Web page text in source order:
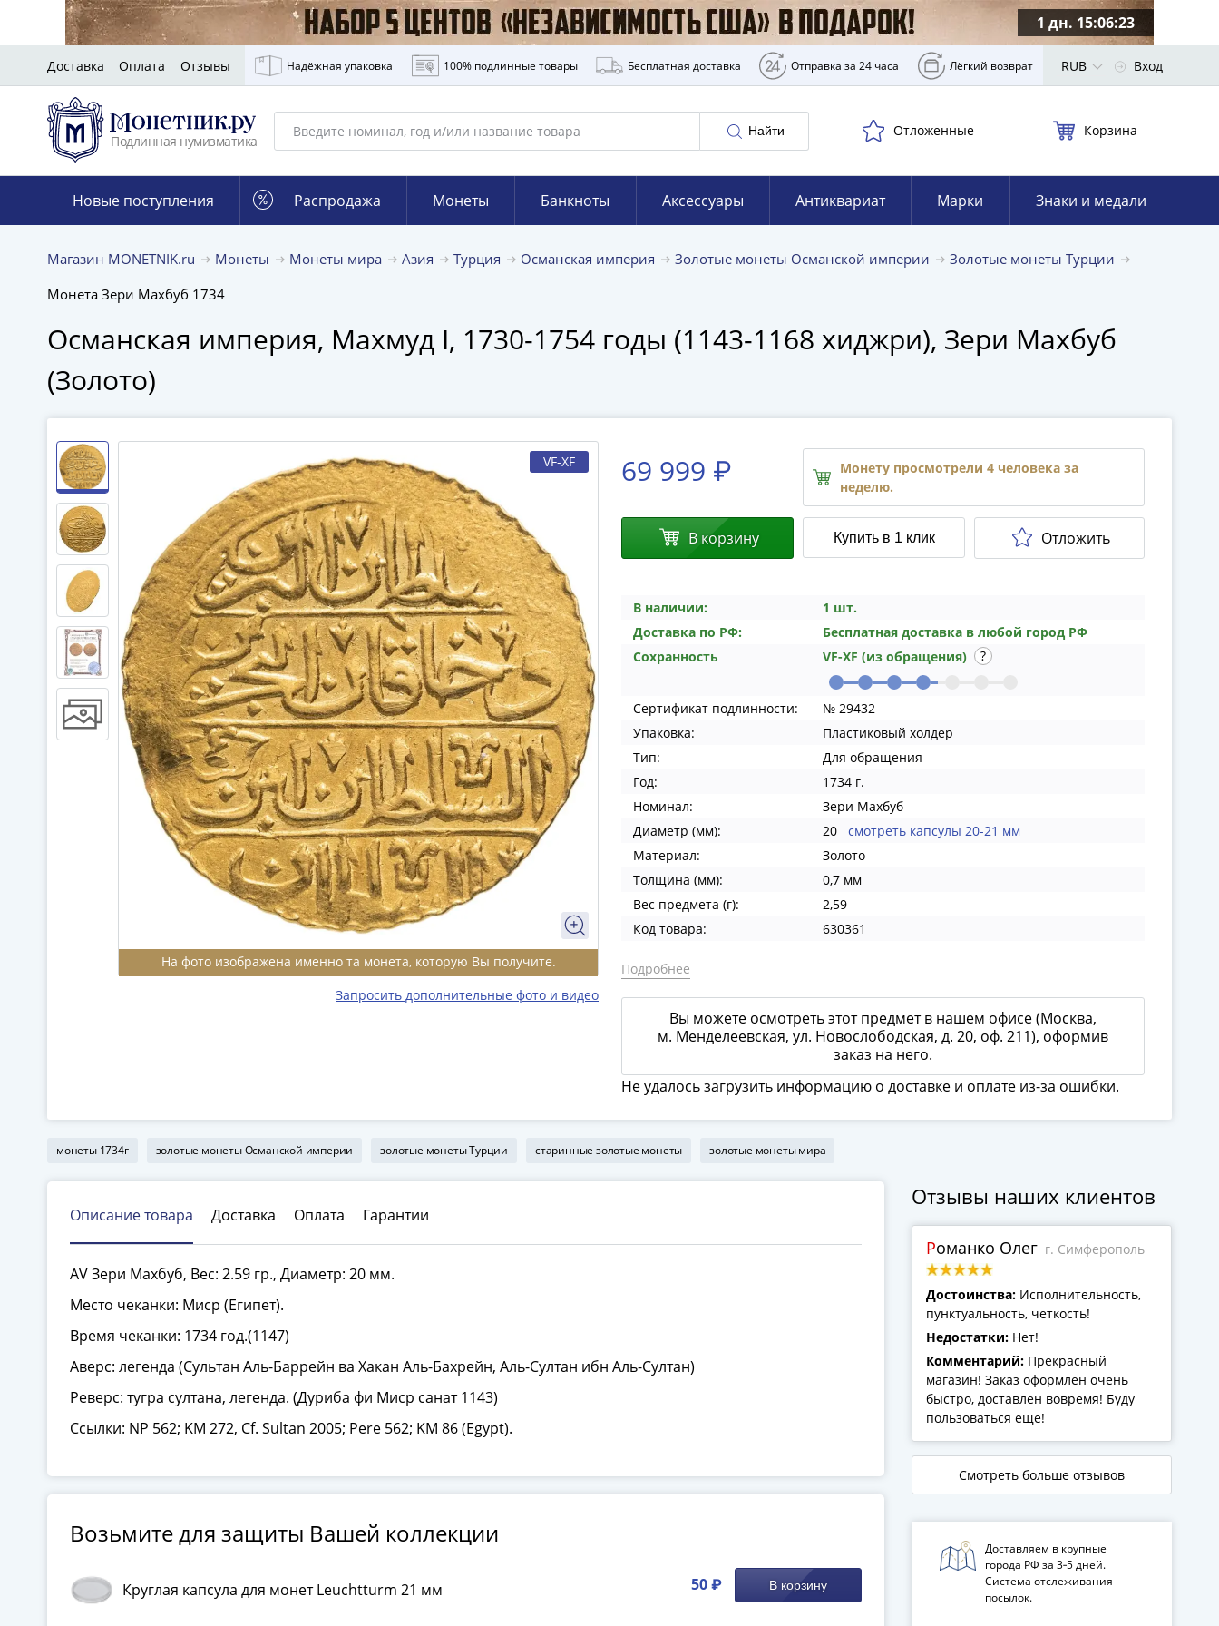
1 дн. 15:06:22
Доставка Оплата Отзывы Надёжная упаковка 100% подлинные товары Бесплатная доставка Отправка за 24 часа Лёгкий возврат RUB Вход
Подлинная нумизматика
Найти Отложенные Корзина
Новые поступления Распродажа Монеты Банкноты Аксессуары Антиквариат Марки Знаки и медали
Магазин MONETNIK.ru Монеты Монеты мира Азия Турция Османская империя Золотые монеты Османской империи
Золотые монеты Турции
Монета Зери Махбуб 1734
Османская империя, Махмуд I, 1730-1754 годы (1143-1168 хиджри), Зери Махбуб
(Золото)
VF-XF
На фото изображена именно та монета, которую Вы получите.
Запросить дополнительные фото и видео
69 999 ₽
Монету просмотрели 4 человека за
неделю.
В наличии:
1 шт.
Доставка по РФ:
Бесплатная доставка в любой город РФ
Сохранность
VF-XF (из обращения)
Сертификат подлинности:
№ 29432
Упаковка:
Пластиковый холдер
Тип:
Для обращения
Год:
1734 г.
Номинал:
Зери Махбуб
Диаметр (мм):
20
смотреть капсулы 20-21 мм
Материал:
Золото
Толщина (мм):
0,7 мм
Вес предмета (г):
2,59
Код товара:
630361
Подробнее
В корзину Купить в 1 клик Отложить
Вы можете осмотреть этот предмет в нашем офисе (Москва,
м. Менделеевская, ул. Новослободская, д. 20, оф. 211), оформив
заказ на него.
Не удалось загрузить информацию о доставке и оплате из-за ошибки.
монеты 1734г золотые монеты Османской империи золотые монеты Турции старинные золотые монеты золотые монеты мира
Описание товара Доставка Оплата Гарантии
AV Зери Махбуб, Вес: 2.59 гр., Диаметр: 20 мм.
Место чеканки: Миср (Египет).
Время чеканки: 1734 год.(1147)
Аверс: легенда (Сультан Аль-Баррейн ва Хакан Аль-Бахрейн, Аль-Султан ибн Аль-Султан)
Реверс: тугра султана, легенда. (Дуриба фи Миср санат 1143)
Ссылки: NP 562; KM 272, Cf. Sultan 2005; Pere 562; KM 86 (Egypt).
Возьмите для защиты Вашей коллекции
Круглая капсула для монет Leuchtturm 21 мм 50 ₽ В корзину
Отзывы наших клиентов
Романко Олег г. Симферополь
Достоинства: Исполнительность,
пунктуальность, четкость!
Недостатки: Нет!
Комментарий: Прекрасный
магазин! Заказ оформлен очень
быстро, доставлен вовремя! Буду
пользоваться еще!
Смотреть больше отзывов
Доставляем в крупные
города РФ за 3‑5 дней.
Система отслеживания
посылок.